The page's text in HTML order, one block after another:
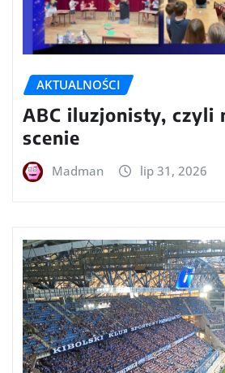
AKTUALNOŚCI
ABC iluzjonisty, czyli
scenie
Madman lip 31, 2026